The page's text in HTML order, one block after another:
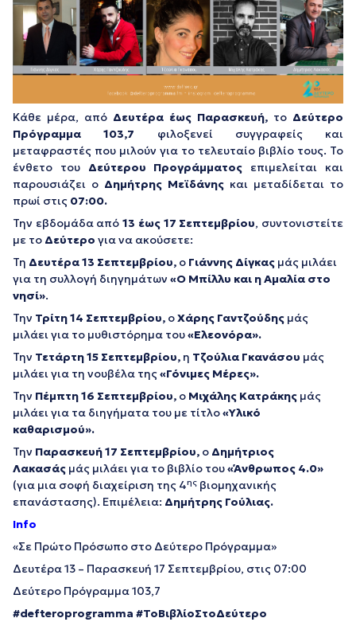
Κάθε μέρα, από Δευτέρα έως Παρασκευή, το Δεύτερο
Πρόγραμμα 103,7 φιλοξενεί συγγραφείς και
μεταφραστές που μιλούν για το τελευταίο βιβλίο τους. Το
ένθετο του Δεύτερου Προγράμματος επιμελείται και
παρουσιάζει ο Δημήτρης Μεϊδάνης και μεταδίδεται το
πρωί στις 07:00.
Την εβδομάδα από13 έως 17 Σεπτεμβρίου, συντονιστείτε
με το Δεύτερο για να ακούσετε:
Τη Δευτέρα 13 Σεπτεμβρίου, ο Γιάννης Δίγκας μάς μιλάει
για τη συλλογή διηγημάτων «Ο Μπίλλυ και η Αμαλία στο
νησί».
Την Τρίτη 14 Σεπτεμβρίου, οΧάρης Γαντζούδης μάς
μιλάει για το μυθιστόρημα του«Ελεονόρα».
Την Τετάρτη 15 Σεπτεμβρίου, η Τζούλια Γκανάσου μάς
μιλάει για τη νουβέλα της«Γόνιμες Μέρες».
Την Πέμπτη 16 Σεπτεμβρίου, ο Μιχάλης Κατράκης μάς
μιλάει για τα διηγήματα του με τίτλο«Υλικό
καθαρισμού».
Την Παρασκευή 17 Σεπτεμβρίου, ο Δημήτριος
Λακασάς μάς μιλάει για το βιβλίο του«Άνθρωπος 4.0»
(για μια σοφή διαχείριση της 4ης βιομηχανικής
επανάστασης). Επιμέλεια: Δημήτρης Γούλιας.
Info
«Σε Πρώτο Πρόσωπο στο Δεύτερο Πρόγραμμα»
Δευτέρα 13 – Παρασκευή 17 Σεπτεμβρίου, στις 07:00
Δεύτερο Πρόγραμμα 103,7
#defteroprogramma #ΤοΒιβλίοΣτοΔεύτερο